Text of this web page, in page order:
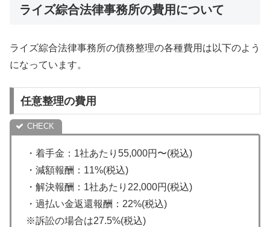
ライズ綜合法律事務所の費用について
ライズ綜合法律事務所の債務整理の各種費用は以下のよう
になっています。
任意整理の費用
・着手金：1社あたり55,000円〜(税込)
・減額報酬：11%(税込)
・解決報酬：1社あたり22,000円(税込)
・過払い金返還報酬：22%(税込)
※訴訟の場合は27.5%(税込)